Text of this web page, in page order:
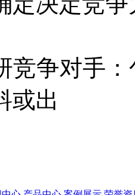
争对手：
或出